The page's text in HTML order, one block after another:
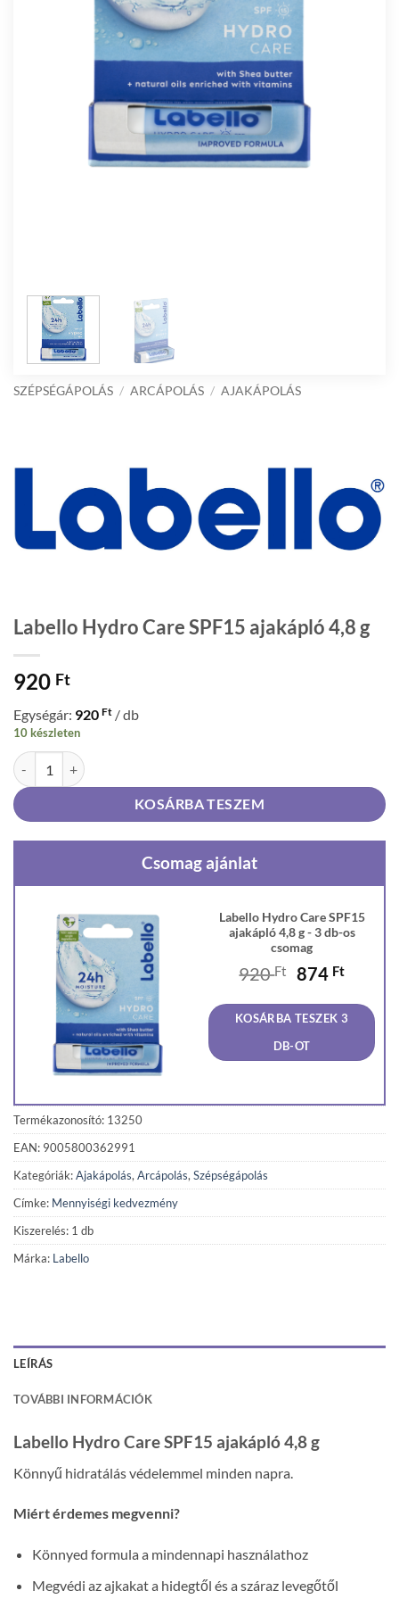
SZÉPSÉGÁPOLÁS / ARCÁPOLÁS / AJAKÁPOLÁS
Labello Hydro Care SPF15 ajakápló 4,8 g
920 Ft
Egységár: 920 Ft / db
10 készleten
Labello Hydro Care SPF15 ajakápló 4,8 g mennyiség
KOSÁRBA TESZEM
Csomag ajánlat
Labello Hydro Care SPF15
ajakápló 4,8 g - 3 db-os
csomag
920Ft
Original
was:
920 Ft.
874 Ft
is:
874
KOSÁRBA TESZEK 3
DB-OT
Termékazonosító: 13250
EAN: 9005800362991
Kategóriák:Ajakápolás,Arcápolás,Szépségápolás
Címke: Mennyiségi kedvezmény
Kiszerelés: 1 db
Márka: Labello
LEÍRÁS
TOVÁBBI INFORMÁCIÓK
Labello Hydro Care SPF15 ajakápló 4,8 g
Könnyű hidratálás védelemmel minden napra.
Miért érdemes megvenni?
Könnyed formula a mindennapi használathoz
Megvédi az ajkakat a hidegtől és a száraz levegőtől